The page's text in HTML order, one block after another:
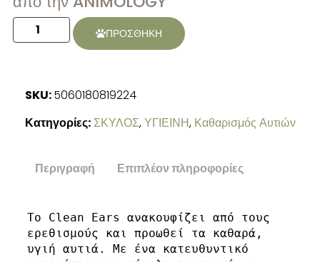
ΠΡΟΣΘΗΚΗ
SKU:5060180819224
Κατηγορίες:ΣΚΥΛΟΣ,ΥΓΙΕΙΝΗ, Καθαρισμός Αυτιών
Περιγραφή Επιπλέον πληροφορίες
Το Clean Ears ανακουφίζει από τους
ερεθισμούς και προωθεί τα καθαρά,
υγιή αυτιά. Με ένα κατευθυντικό